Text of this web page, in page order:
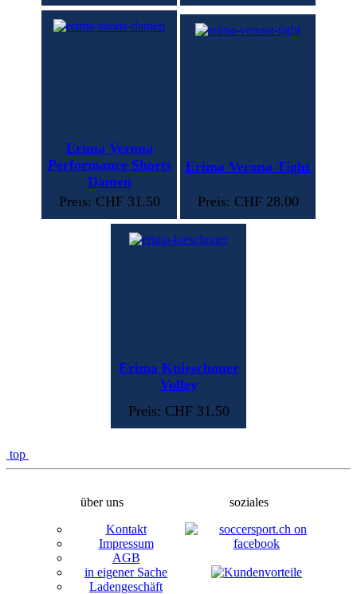
Erima Verona
Performance Shorts
Damen
Preis: CHF 31.50
Erima Verona Tight
Preis: CHF 28.00
Erima Knieschoner
Volley
Preis: CHF 31.50
top
über uns
Kontakt
Impressum
AGB
in eigener Sache
Ladengeschäft
soziales